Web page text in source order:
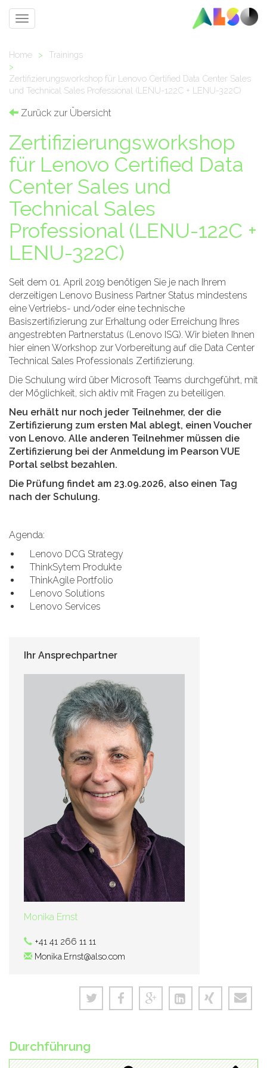
Toggle
Home >
Trainings
>
Zertifizierungsworkshop für Lenovo Certified Data Center Sales
und Technical Sales Professional (LENU-122C + LENU-322C)
Zurück zur Übersicht
Zertifizierungsworkshop
für Lenovo Certified Data
Center Sales und
Technical Sales
Professional (LENU-122C +
LENU-322C)
Seit dem 01. April 2019 benötigen Sie je nach Ihrem
derzeitigen Lenovo Business Partner Status mindestens
eine Vertriebs- und/oder eine technische
Basiszertifizierung zur Erhaltung oder Erreichung Ihres
angestrebten Partnerstatus (Lenovo ISG). Wir bieten Ihnen
hier einen Workshop zur Vorbereitung auf die Data Center
Technical Sales Professionals Zertifizierung.
Die Schulung wird über Microsoft Teams durchgeführt, mit
der Möglichkeit, sich aktiv mit Fragen zu beteiligen.
Neu erhält nur noch jeder Teilnehmer, der die
Zertifizierung zum ersten Mal ablegt, einen Voucher
von Lenovo. Alle anderen Teilnehmer müssen die
Zertifizierung bei der Anmeldung im Pearson VUE
Portal selbst bezahlen.
Die Prüfung findet am 23.09.2026, also einen Tag
nach der Schulung.
Agenda:
Lenovo DCG Strategy
ThinkSytem Produkte
ThinkAgile Portfolio
Lenovo Solutions
Lenovo Services
Ihr Ansprechpartner
Monika Ernst
+41 41 266 11 11
Monika.Ernst@also.com
Durchführung